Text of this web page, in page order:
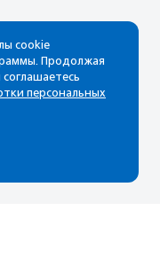
cookie
Продолжая
персональных